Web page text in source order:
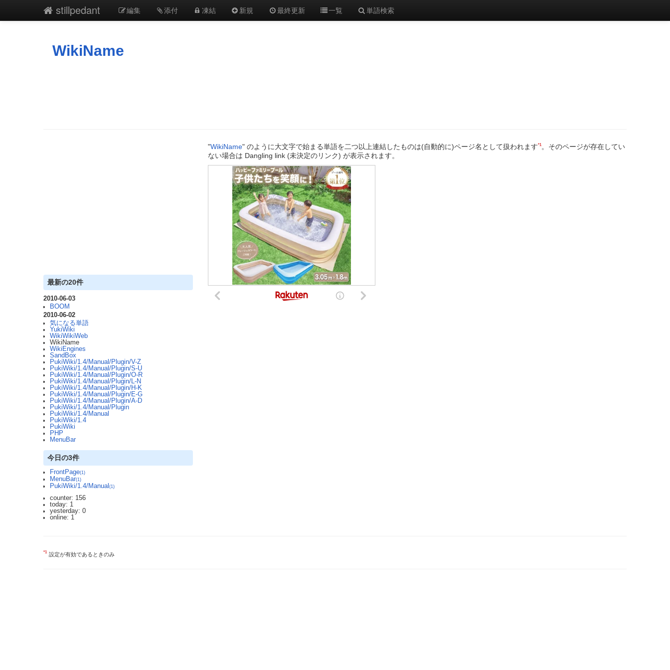
stillpedant 編集 添付 凍結 新規 最終更新 一覧 単語検索
WikiName
最新の20件
2010-06-03
BOOM
2010-06-02
気になる単語
YukiWiki
WikiWikiWeb
WikiName
WikiEngines
SandBox
PukiWiki/1.4/Manual/Plugin/V-Z
PukiWiki/1.4/Manual/Plugin/S-U
PukiWiki/1.4/Manual/Plugin/O-R
PukiWiki/1.4/Manual/Plugin/L-N
PukiWiki/1.4/Manual/Plugin/H-K
PukiWiki/1.4/Manual/Plugin/E-G
PukiWiki/1.4/Manual/Plugin/A-D
PukiWiki/1.4/Manual/Plugin
PukiWiki/1.4/Manual
PukiWiki/1.4
PukiWiki
PHP
MenuBar
今日の3件
FrontPage(1)
MenuBar(1)
PukiWiki/1.4/Manual (1)
counter: 156
today: 1
yesterday: 0
online: 1
"WikiName" のように大文字で始まる単語を二つ以上連結したものは(自動的に)ページ名として扱われます*1。そのページが存在してい
ない場合は Dangling link (未決定のリンク) が表示されます。
*1 設定が有効であるときのみ